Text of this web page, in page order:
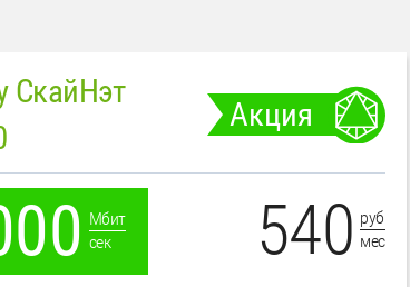
СкайНэт
Акция
Мбит
сек
540 руб
мес